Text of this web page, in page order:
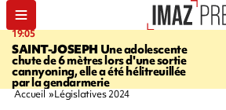
19:05
SAINT-JOSEPH Une adolescente
chute de 6 mètres lors d'une sortie
cannyoning, elle a été hélitreuillée
par la gendarmerie
Accueil Législatives 2024